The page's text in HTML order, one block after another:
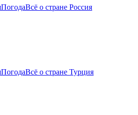
ПогодаВсё о стране Россия
ПогодаВсё о стране Турция